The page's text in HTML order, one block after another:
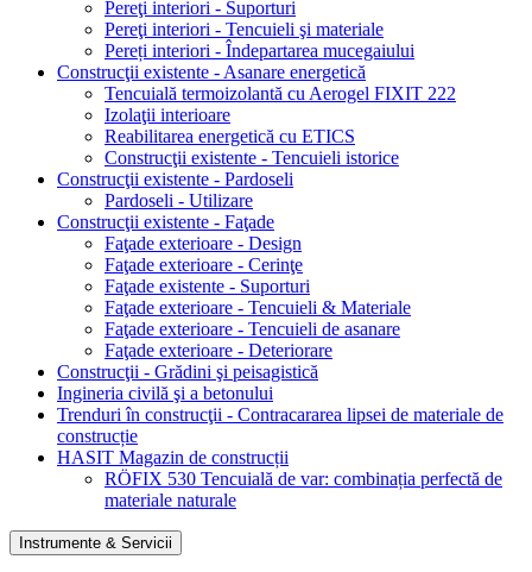
Pereţi interiori - Suporturi
Pereţi interiori - Tencuieli şi materiale
Pereți interiori - Îndepartarea mucegaiului
Construcţii existente - Asanare energetică
Tencuială termoizolantă cu Aerogel FIXIT 222
Izolaţii interioare
Reabilitarea energetică cu ETICS
Construcţii existente - Tencuieli istorice
Construcţii existente - Pardoseli
Pardoseli - Utilizare
Construcţii existente - Faţade
Faţade exterioare - Design
Faţade exterioare - Cerinţe
Faţade existente - Suporturi
Faţade exterioare - Tencuieli & Materiale
Faţade exterioare - Tencuieli de asanare
Faţade exterioare - Deteriorare
Construcţii - Grădini şi peisagistică
Ingineria civilă şi a betonului
Trenduri în construcţii - Contracararea lipsei de materiale de
construcție
HASIT Magazin de construcții
RÖFIX 530 Tencuială de var: combinația perfectă de
materiale naturale
Instrumente & Servicii